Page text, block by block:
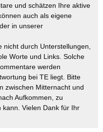
und schätzen Ihre aktive
auch als eigene
in unserer
durch Unterstellungen,
Worte und Links. Solche
werden
bei TE liegt. Bitte
zwischen Mitternacht und
Aufkommen, zu
kann. Vielen Dank für Ihr